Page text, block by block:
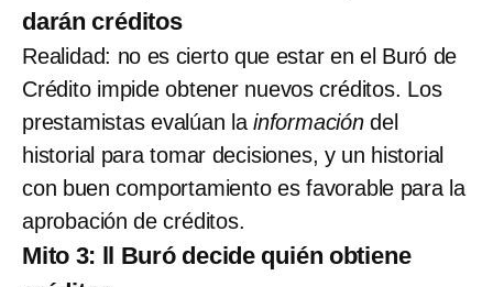
darán créditos
Realidad: no es cierto que estar en el Buró de
Crédito impide obtener nuevos créditos. Los
prestamistas evalúan lainformacióndel
historial para tomar decisiones, y un historial
con buen comportamiento es favorable para la
aprobación de créditos.
Mito 3: ll Buró decide quién obtiene